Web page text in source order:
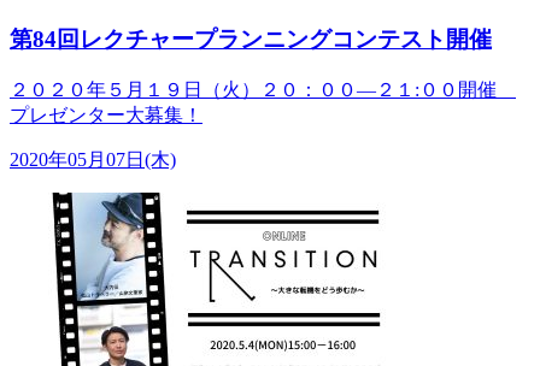
第84回レクチャープランニングコンテスト開催
２０２０年５月１９日（火）２０：００―２１:００開催
プレゼンター大募集！
2020年05月07日(木)